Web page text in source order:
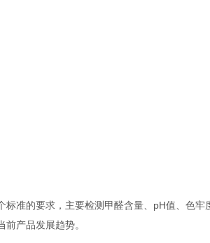
准的要求，主要检测甲醛含量、pH值、色牢
产品发展趋势。